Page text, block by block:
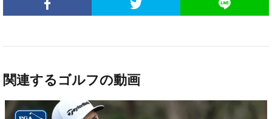
関連するゴルフの動画